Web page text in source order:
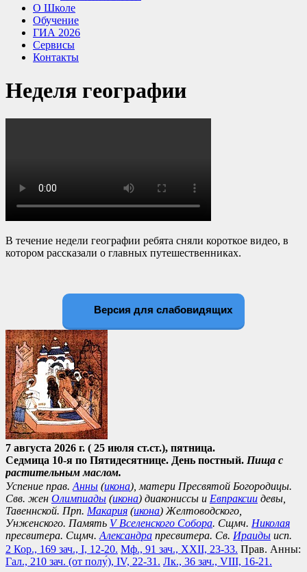
О Школе
Обучение
ГИА 2026
Сервисы
Контакты
Неделя географии
В течение недели географии ребята сняли короткое видео, в
котором рассказали о главных путешественниках.
Версия для слабовидящих
7 августа 2026 г. ( 25 июля ст.ст.), пятница.
Седмица 10-я по Пятидесятнице. День постный. Пища с
растительным маслом.
Успение прав. Анны (икона), матери Пресвятой Богородицы.
Свв. жен Олимпиады (икона) диакониссы и Евпраксии девы,
Тавеннской. Прп. Макария (икона) Желтоводского,
Унженского. Память V Вселенского Собора. Сщмч. Николая
пресвитера. Сщмч. Александра пресвитера. Св. Ираиды исп.
2 Кор., 169 зач., I, 12-20. Мф., 91 зач., XXII, 23-33. Прав. Анны:
Гал., 210 зач. (от полу́), IV, 22-31. Лк., 36 зач., VIII, 16-21.